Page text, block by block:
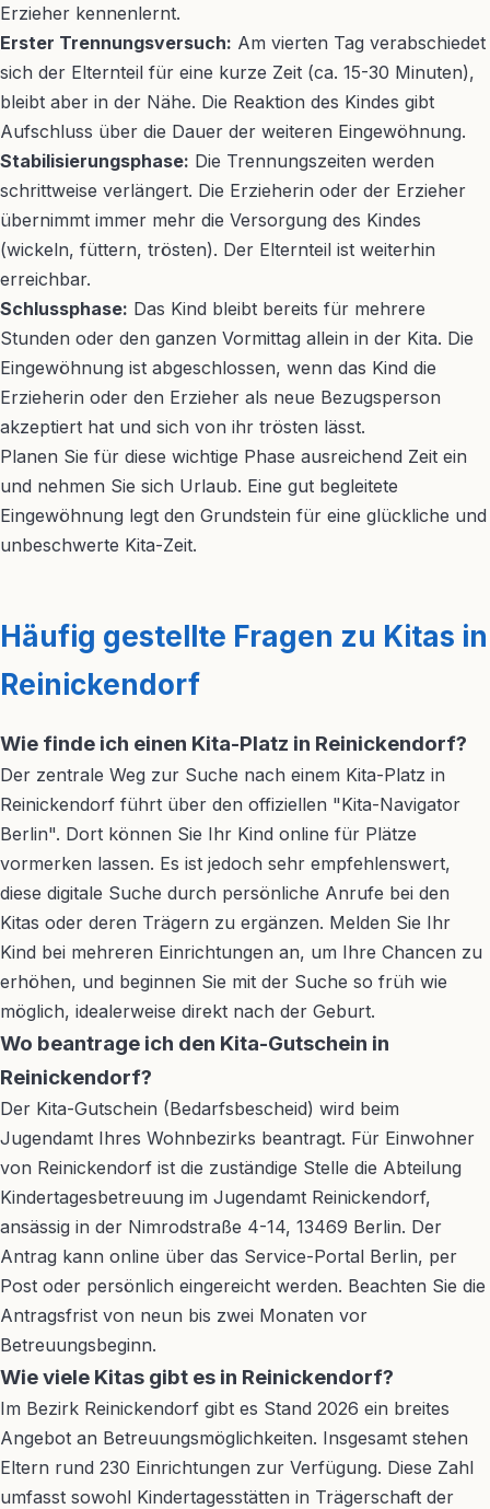
Erzieher kennenlernt.
Erster Trennungsversuch: Am vierten Tag verabschiedet
sich der Elternteil für eine kurze Zeit (ca. 15-30 Minuten),
bleibt aber in der Nähe. Die Reaktion des Kindes gibt
Aufschluss über die Dauer der weiteren Eingewöhnung.
Stabilisierungsphase: Die Trennungszeiten werden
schrittweise verlängert. Die Erzieherin oder der Erzieher
übernimmt immer mehr die Versorgung des Kindes
(wickeln, füttern, trösten). Der Elternteil ist weiterhin
erreichbar.
Schlussphase: Das Kind bleibt bereits für mehrere
Stunden oder den ganzen Vormittag allein in der Kita. Die
Eingewöhnung ist abgeschlossen, wenn das Kind die
Erzieherin oder den Erzieher als neue Bezugsperson
akzeptiert hat und sich von ihr trösten lässt.
Planen Sie für diese wichtige Phase ausreichend Zeit ein
und nehmen Sie sich Urlaub. Eine gut begleitete
Eingewöhnung legt den Grundstein für eine glückliche und
unbeschwerte Kita-Zeit.
Häufig gestellte Fragen zu Kitas in
Reinickendorf
Wie finde ich einen Kita-Platz in Reinickendorf?
Der zentrale Weg zur Suche nach einem Kita-Platz in
Reinickendorf führt über den offiziellen "Kita-Navigator
Berlin". Dort können Sie Ihr Kind online für Plätze
vormerken lassen. Es ist jedoch sehr empfehlenswert,
diese digitale Suche durch persönliche Anrufe bei den
Kitas oder deren Trägern zu ergänzen. Melden Sie Ihr
Kind bei mehreren Einrichtungen an, um Ihre Chancen zu
erhöhen, und beginnen Sie mit der Suche so früh wie
möglich, idealerweise direkt nach der Geburt.
Wo beantrage ich den Kita-Gutschein in
Reinickendorf?
Der Kita-Gutschein (Bedarfsbescheid) wird beim
Jugendamt Ihres Wohnbezirks beantragt. Für Einwohner
von Reinickendorf ist die zuständige Stelle die Abteilung
Kindertagesbetreuung im Jugendamt Reinickendorf,
ansässig in der Nimrodstraße 4-14, 13469 Berlin. Der
Antrag kann online über das Service-Portal Berlin, per
Post oder persönlich eingereicht werden. Beachten Sie die
Antragsfrist von neun bis zwei Monaten vor
Betreuungsbeginn.
Wie viele Kitas gibt es in Reinickendorf?
Im Bezirk Reinickendorf gibt es Stand 2026 ein breites
Angebot an Betreuungsmöglichkeiten. Insgesamt stehen
Eltern rund 230 Einrichtungen zur Verfügung. Diese Zahl
umfasst sowohl Kindertagesstätten in Trägerschaft der